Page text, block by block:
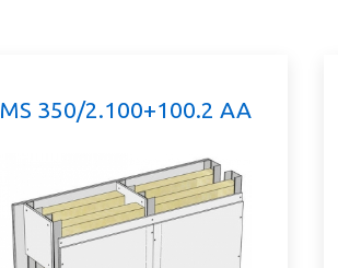
MS 350/2.100+100.2 AA